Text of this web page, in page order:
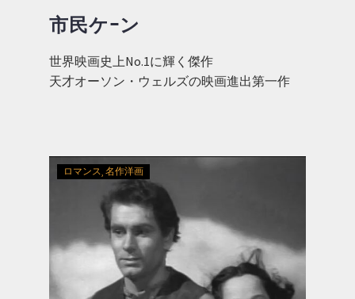
市民ケｰン
世界映画史上No.1に輝く傑作
天才オーソン・ウェルズの映画進出第一作
ロマンス 名作洋画